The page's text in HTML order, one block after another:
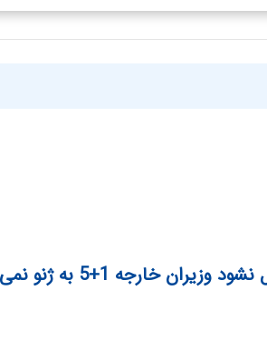
خارجه 1+5 به ژنو نمی‌آیند